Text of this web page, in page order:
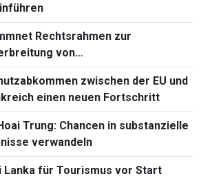
Rechtsrahmen zur
von
zwischen der EU und
einen neuen Fortschritt
Trung: Chancen in substanzielle
verwandeln
Lanka für Tourismus vor Start